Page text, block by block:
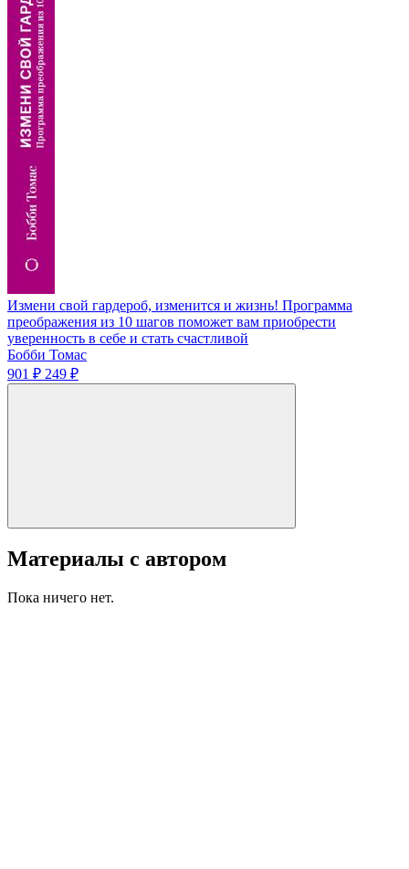
Измени свой гардероб, изменится и жизнь! Программа
преображения из 10 шагов поможет вам приобрести
уверенность в себе и стать счастливой
Бобби Томас
901 ₽ 249 ₽
Материалы с автором
Пока ничего нет.